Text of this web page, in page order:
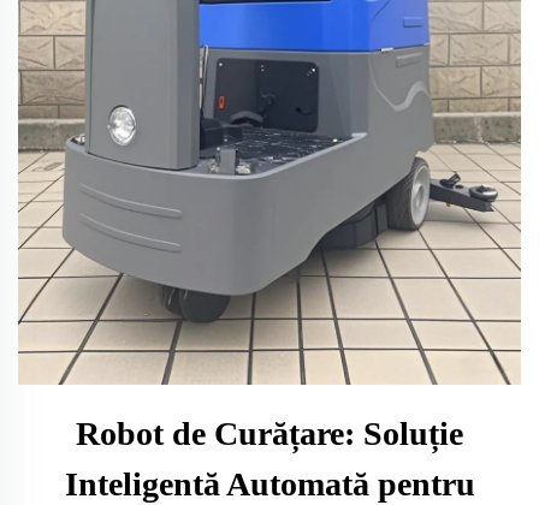
Robot de Curățare: Soluție
Inteligentă Automată pentru